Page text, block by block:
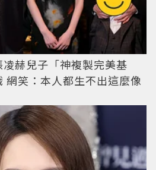
赫兒子「神複製完美基
網笑：本人都生不出這麼像